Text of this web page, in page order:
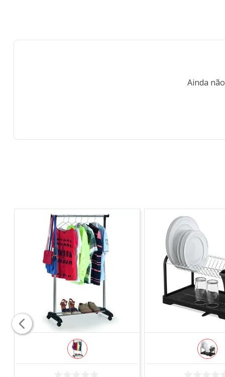
Ligue a fonte de alimentação na tomada e o
noite, criando um ambiente ainda mais mágico e
Após as festividades de Natal, desligue a fonte de
Dimensões do produto: 240cm (comprimento)
Fonte: Bivolt
Peso do produto: 2900g
Ainda